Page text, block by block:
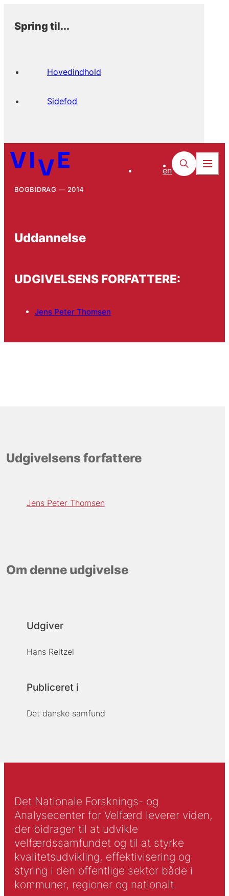
Spring til...
Hovedindhold
Sidefod
en
BOGBIDRAG 2014
Uddannelse
UDGIVELSENS FORFATTERE:
Jens Peter Thomsen
Udgivelsens forfattere
Jens Peter Thomsen
Om denne udgivelse
Udgiver
Hans Reitzel
Publiceret i
Det danske samfund
Det Nationale Forsknings- og
Analysecenter for Velfærd leverer viden,
der bidrager til at udvikle
velfærdssamfundet og til at styrke
kvalitetsudvikling, effektivisering og
styring i den offentlige sektor både i
kommuner, regioner og nationalt.